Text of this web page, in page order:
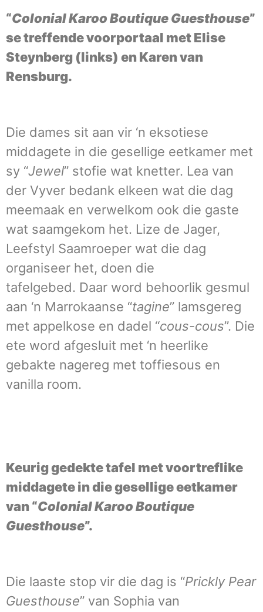
“Colonial Karoo Boutique Guesthouse”
se treffende voorportaal met Elise
Steynberg (links) en Karen van
Rensburg.
Die dames sit aan vir ‘n eksotiese
middagete in die gesellige eetkamer met
sy “Jewel” stofie wat knetter. Lea van
der Vyver bedank elkeen wat die dag
meemaak en verwelkom ook die gaste
wat saamgekom het. Lize de Jager,
Leefstyl Saamroeper wat die dag
organiseer het, doen die
tafelgebed. Daar word behoorlik gesmul
aan ‘n Marrokaanse “tagine” lamsgereg
met appelkose en dadel “cous-cous”. Die
ete word afgesluit met ‘n heerlike
gebakte nagereg met toffiesous en
vanilla room.
Keurig gedekte tafel met voortreflike
middagete in die gesellige eetkamer
van “Colonial Karoo Boutique
Guesthouse”.
Die laaste stop vir die dag is “Prickly Pear
Guesthouse” van Sophia van